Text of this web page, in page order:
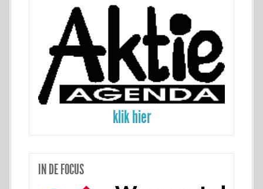
klik hier
IN DE FOCUS